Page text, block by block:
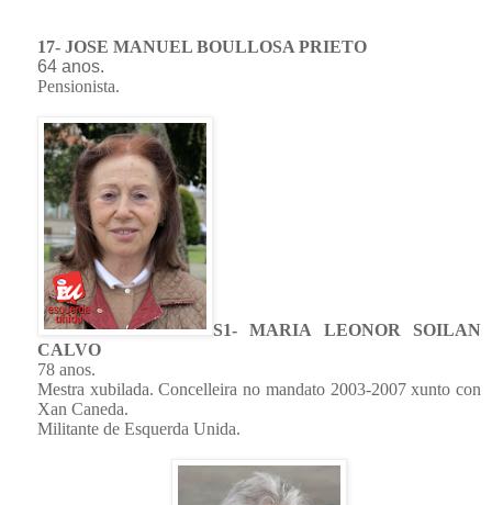
17- JOSE MANUEL BOULLOSA PRIETO
64 anos.
Pensionista.
S1- MARIA LEONOR SOILAN
CALVO
78 anos.
Mestra xubilada. Concelleira no mandato 2003-2007 xunto con
Xan Caneda.
Militante de Esquerda Unida.